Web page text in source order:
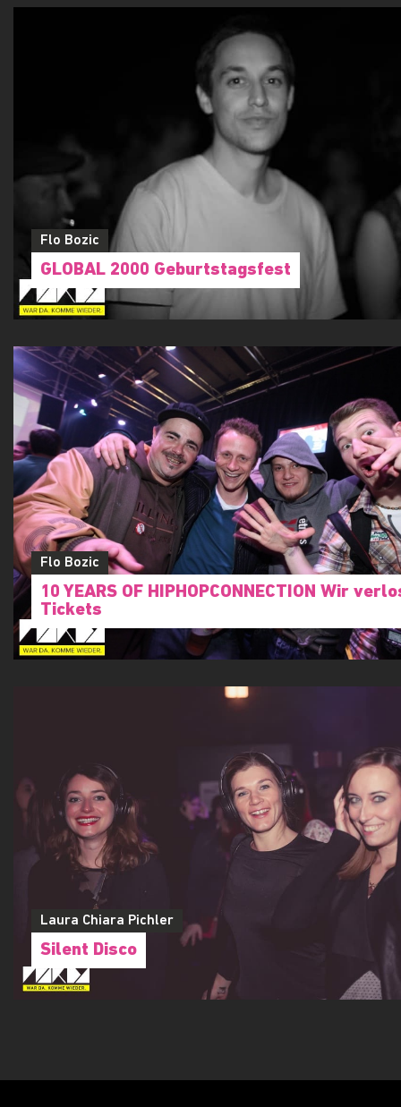
Flo Bozic
GLOBAL 2000 Geburtstagsfest
Flo Bozic
10 YEARS OF HIPHOPCONNECTION Wir
Tickets
Laura Chiara Pichler
Silent Disco